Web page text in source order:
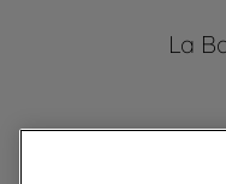
La